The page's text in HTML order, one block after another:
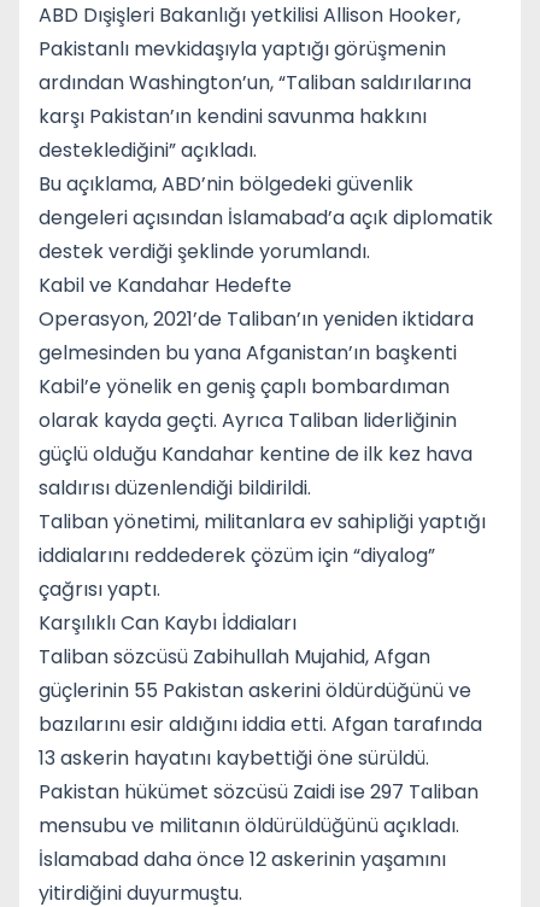
ABD Dışişleri Bakanlığı yetkilisiAllison Hooker,
Pakistanlı mevkidaşıyla yaptığı görüşmenin
ardından Washington’un, “Taliban saldırılarına
karşı Pakistan’ın kendini savunma hakkını
desteklediğini” açıkladı.
Bu açıklama, ABD’nin bölgedeki güvenlik
dengeleri açısından İslamabad’a açık diplomatik
destek verdiği şeklinde yorumlandı.
Kabil ve Kandahar Hedefte
Operasyon, 2021’de Taliban’ın yeniden iktidara
gelmesinden bu yana Afganistan’ın başkenti
Kabil’e yönelik en geniş çaplı bombardıman
olarak kayda geçti. Ayrıca Taliban liderliğinin
güçlü olduğu Kandahar kentine de ilk kez hava
saldırısı düzenlendiği bildirildi.
Taliban yönetimi, militanlara ev sahipliği yaptığı
iddialarını reddederek çözüm için “diyalog”
çağrısı yaptı.
Karşılıklı Can Kaybı İddiaları
Taliban sözcüsü Zabihullah Mujahid, Afgan
güçlerinin 55 Pakistan askerini öldürdüğünü ve
bazılarını esir aldığını iddia etti. Afgan tarafında
13 askerin hayatını kaybettiği öne sürüldü.
Pakistan hükümet sözcüsü Zaidi ise 297 Taliban
mensubu ve militanın öldürüldüğünü açıkladı.
İslamabad daha önce 12 askerinin yaşamını
yitirdiğini duyurmuştu.